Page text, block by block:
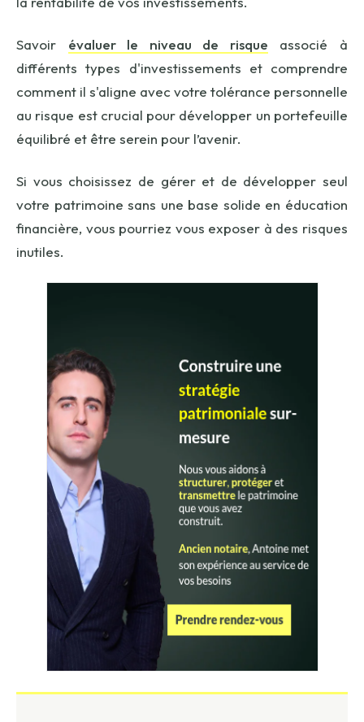
Savoir évaluer le niveau de risque associé à
différents types d'investissements et comprendre
comment il s'aligne avec votre tolérance personnelle
au risque est crucial pour développer un portefeuille
équilibré et être serein pour l’avenir.
Si vous choisissez de gérer et de développer seul
votre patrimoine sans une base solide en éducation
financière, vous pourriez vous exposer à des risques
inutiles.